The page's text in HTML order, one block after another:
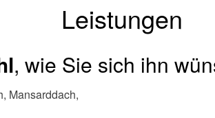
Leistungen
, wie Sie sich ihn
Mansarddach,